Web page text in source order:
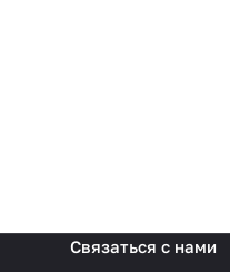
Связаться с нами